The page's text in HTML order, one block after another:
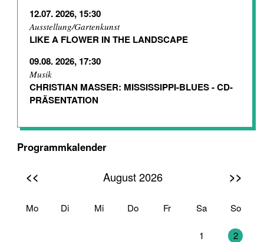
12.07. 2026, 15:30
Ausstellung/Gartenkunst
LIKE A FLOWER IN THE LANDSCAPE
09.08. 2026, 17:30
Musik
CHRISTIAN MASSER: MISSISSIPPI-BLUES - CD-
PRÄSENTATION
Programmkalender
<< August 2026 >>
Mo Di Mi Do Fr Sa So
1 2